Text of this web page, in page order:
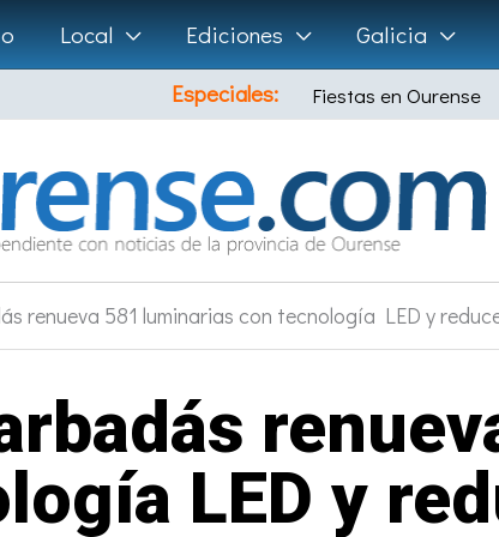
Local Ediciones Galicia
Especiales:
Fiestas en Ourense
renueva 581 luminarias con tecnología LED y
LED y